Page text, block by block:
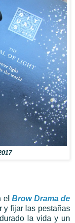
elBrow Drama de
y fijar las pestañas
la vida y un